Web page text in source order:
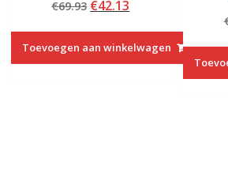
met
4.50
€69.93 Oorspronkelijke
was:
€69.93.
€42.13
is:
€42.13.
Toevoegen aan winkelwagen